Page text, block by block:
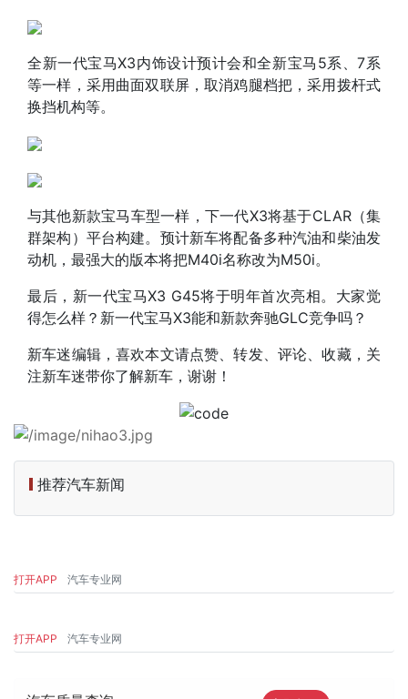
全新一代宝马X3内饰设计预计会和全新宝马5系、7系
等一样，采用曲面双联屏，取消鸡腿档把，采用拨杆式
换挡机构等。
与其他新款宝马车型一样，下一代X3将基于CLAR（集
群架构）平台构建。预计新车将配备多种汽油和柴油发
动机，最强大的版本将把M40i名称改为M50i。
最后， 新一代宝马X3 G45将于明年首次亮相。大家觉
得怎么样？新一代宝马X3能和新款奔驰GLC竞争吗？
新车迷编辑，喜欢本文请点赞、转发、评论、收藏，关
注新车迷带你了解新车，谢谢！
推荐汽车新闻
打开APP 汽车专业网
打开APP 汽车专业网